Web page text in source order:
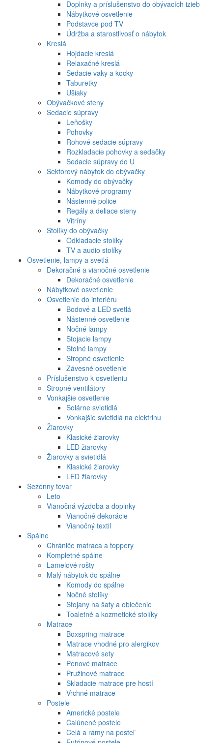
Doplnky a príslušenstvo do obývacích izieb
Nábytkové osvetlenie
Podstavce pod TV
Údržba a starostlivosť o nábytok
Kreslá
Hojdacie kreslá
Relaxačné kreslá
Sedacie vaky a kocky
Taburetky
Ušiaky
Obývačkové steny
Sedacie súpravy
Leňošky
Pohovky
Rohové sedacie súpravy
Rozkladacie pohovky a sedačky
Sedacie súpravy do U
Sektorový nábytok do obývačky
Komody do obývačky
Nábytkové programy
Nástenné police
Regály a deliace steny
Vitríny
Stolíky do obývačky
Odkladacie stolíky
TV a audio stolíky
Osvetlenie, lampy a svetlá
Dekoračné a vianočné osvetlenie
Dekoračné osvetlenie
Nábytkové osvetlenie
Osvetlenie do interiéru
Bodové a LED svetlá
Nástenné osvetlenie
Nočné lampy
Stojacie lampy
Stolné lampy
Stropné osvetlenie
Závesné osvetlenie
Príslušenstvo k osvetleniu
Stropné ventilátory
Vonkajšie osvetlenie
Solárne svietidlá
Vonkajšie svietidlá na elektrinu
Žiarovky
Klasické žiarovky
LED žiarovky
Žiarovky a svietidlá
Klasické žiarovky
LED žiarovky
Sezónny tovar
Leto
Vianočná výzdoba a doplnky
Vianočné dekorácie
Vianočný textil
Spálne
Chrániče matraca a toppery
Kompletné spálne
Lamelové rošty
Malý nábytok do spálne
Komody do spálne
Nočné stolíky
Stojany na šaty a oblečenie
Toaletné a kozmetické stolíky
Matrace
Boxspring matrace
Matrace vhodné pro alergikov
Matracové sety
Penové matrace
Pružinové matrace
Skladacie matrace pre hostí
Vrchné matrace
Postele
Americké postele
Čalúnené postele
Čelá a rámy na posteľ